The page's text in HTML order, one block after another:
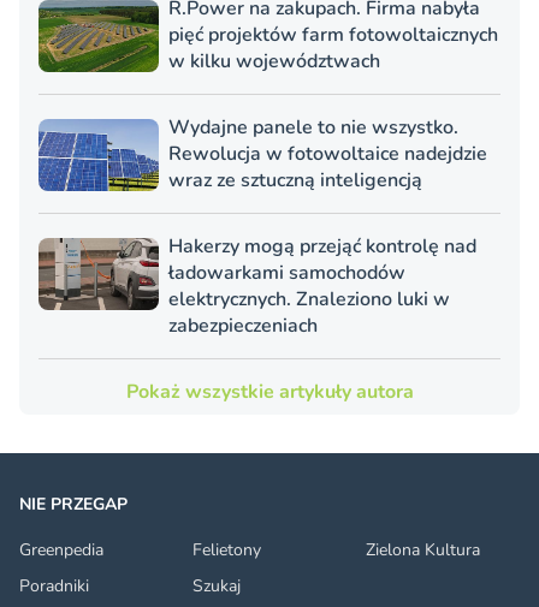
R.Power na zakupach. Firma nabyła
pięć projektów farm fotowoltaicznych
w kilku województwach
Wydajne panele to nie wszystko.
Rewolucja w fotowoltaice nadejdzie
wraz ze sztuczną inteligencją
Hakerzy mogą przejąć kontrolę nad
ładowarkami samochodów
elektrycznych. Znaleziono luki w
zabezpieczeniach
Pokaż wszystkie artykuły autora
NIE PRZEGAP
Greenpedia
Felietony
Zielona Kultura
Poradniki
Szukaj